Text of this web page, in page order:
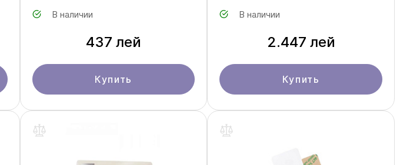
В наличии
437 лей
Купить
В наличии
2.447 лей
Купить